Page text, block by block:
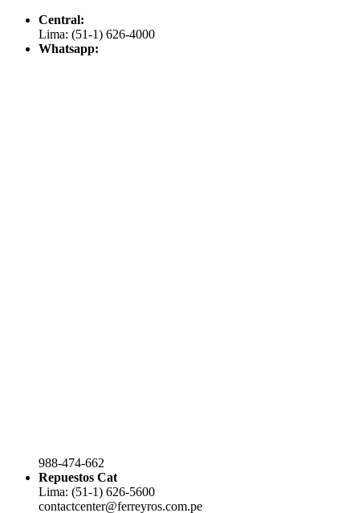
Central:
Lima: (51-1) 626-4000
Whatsapp:
988-474-662
Repuestos Cat
Lima: (51-1) 626-5600
contactcenter@ferreyros.com.pe